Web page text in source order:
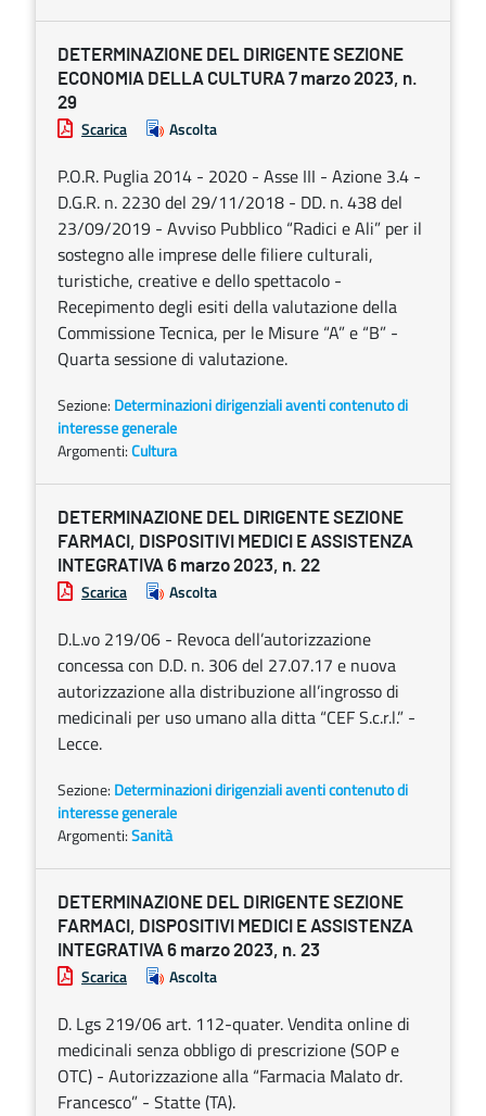
DETERMINAZIONE DEL DIRIGENTE SEZIONE
ECONOMIA DELLA CULTURA 7 marzo 2023, n.
29
Scarica Ascolta
P.O.R. Puglia 2014 - 2020 - Asse III - Azione 3.4 -
D.G.R. n. 2230 del 29/11/2018 - DD. n. 438 del
23/09/2019 - Avviso Pubblico “Radici e Ali” per il
sostegno alle imprese delle filiere culturali,
turistiche, creative e dello spettacolo -
Recepimento degli esiti della valutazione della
Commissione Tecnica, per le Misure “A” e “B” -
Quarta sessione di valutazione.
Sezione: Determinazioni dirigenziali aventi contenuto di
interesse generale
Argomenti:Cultura
DETERMINAZIONE DEL DIRIGENTE SEZIONE
FARMACI, DISPOSITIVI MEDICI E ASSISTENZA
INTEGRATIVA 6 marzo 2023, n. 22
Scarica Ascolta
D.L.vo 219/06 - Revoca dell’autorizzazione
concessa con D.D. n. 306 del 27.07.17 e nuova
autorizzazione alla distribuzione all’ingrosso di
medicinali per uso umano alla ditta “CEF S.c.r.l.” -
Lecce.
Sezione: Determinazioni dirigenziali aventi contenuto di
interesse generale
Argomenti:Sanità
DETERMINAZIONE DEL DIRIGENTE SEZIONE
FARMACI, DISPOSITIVI MEDICI E ASSISTENZA
INTEGRATIVA 6 marzo 2023, n. 23
Scarica Ascolta
D. Lgs 219/06 art. 112-quater. Vendita online di
medicinali senza obbligo di prescrizione (SOP e
OTC) - Autorizzazione alla “Farmacia Malato dr.
Francesco” - Statte (TA).